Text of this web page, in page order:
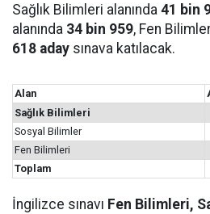
Sağlık Bilimleri alanında 41 bin
alanında 34 bin 959, Fen
618 aday sınava katılacak.
Alan
Sağlık Bilimleri
Sosyal Bilimler
Fen Bilimleri
Toplam
İngilizce sınavı Fen Bilimleri,